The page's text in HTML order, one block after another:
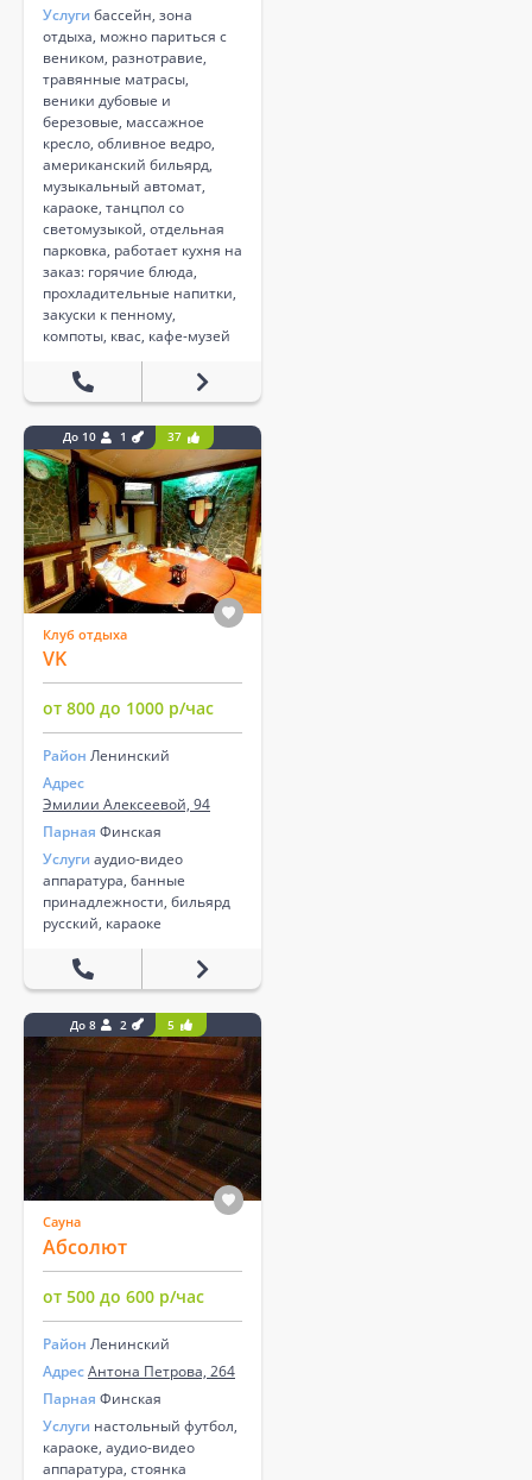
Услуги бассейн, зона
отдыха, можно париться с
веником, разнотравие,
травянные матрасы,
веники дубовые и
березовые, массажное
кресло, обливное ведро,
американский бильярд,
музыкальный автомат,
караоке, танцпол со
светомузыкой, отдельная
парковка, работает кухня на
заказ: горячие блюда,
прохладительные напитки,
закуски к пенному,
компоты, квас, кафе-музей
До 10 1 37
Клуб отдыха
VK
от 800 до 1000 р/час
Район Ленинский
Адрес
Эмилии Алексеевой, 94
Парная Финская
Услуги аудио-видео
аппаратура, банные
принадлежности, бильярд
русский, караоке
До 8 2 5
Сауна
Абсолют
от 500 до 600 р/час
Район Ленинский
АдресАнтона Петрова, 264
Парная Финская
Услуги настольный футбол,
караоке, аудио-видео
аппаратура, стоянка